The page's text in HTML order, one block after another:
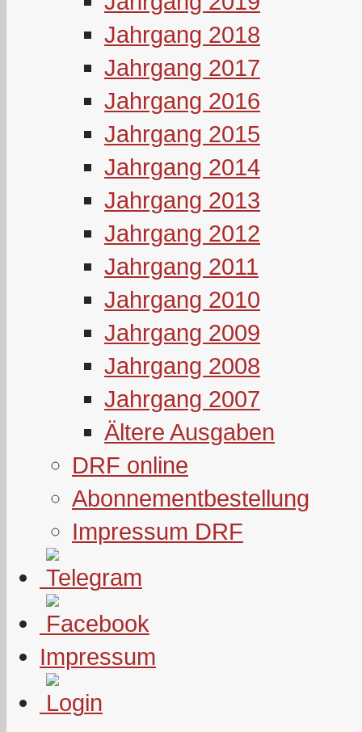
Jahrgang 2018
Jahrgang 2017
Jahrgang 2016
Jahrgang 2015
Jahrgang 2014
Jahrgang 2013
Jahrgang 2012
Jahrgang 2011
Jahrgang 2010
Jahrgang 2009
Jahrgang 2008
Jahrgang 2007
Ältere Ausgaben
DRF online
Abonnementbestellung
Impressum DRF
Impressum